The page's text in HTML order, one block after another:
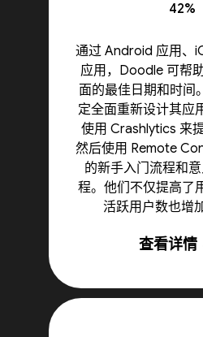
42%
通过 Android 应用、
应用，Doodle 可帮
面的最佳日期和时间
定全面重新设计其应
使用 Crashlytics 来
然后使用 Remote
的新手入门流程和
程。他们不仅提高了
活跃用户数也增
查看详情